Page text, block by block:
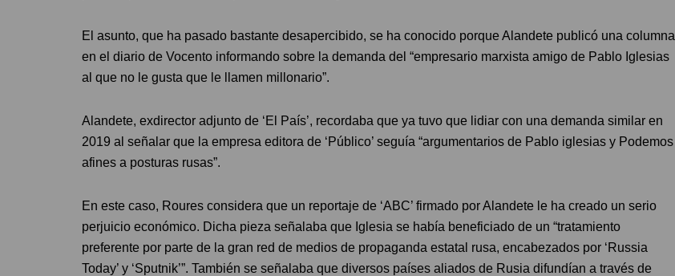
El asunto, que ha pasado bastante desapercibido, se ha conocido porque Alandete publicó una columna
en el diario de Vocento informando sobre la demanda del “empresario marxista amigo de Pablo Iglesias
al que no le gusta que le llamen millonario”.
Alandete, exdirector adjunto de ‘El País’, recordaba que ya tuvo que lidiar con una demanda similar en
2019 al señalar que la empresa editora de ‘Público’ seguía “argumentarios de Pablo iglesias y Podemos
afines a posturas rusas”.
En este caso, Roures considera que un reportaje de ‘ABC’ firmado por Alandete le ha creado un serio
perjuicio económico. Dicha pieza señalaba que Iglesia se había beneficiado de un “tratamiento
preferente por parte de la gran red de medios de propaganda estatal rusa, encabezados por ‘Russia
Today’ y ‘Sputnik’”. También se señalaba que diversos países aliados de Rusia difundían a través de